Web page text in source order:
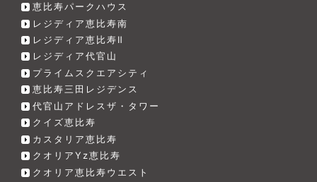
恵比寿パークハウス
レジディア恵比寿南
レジディア恵比寿Ⅱ
レジディア代官山
プライムスクエアシティ
恵比寿三田レジデンス
代官山アドレスザ・タワー
クイズ恵比寿
カスタリア恵比寿
クオリアYz恵比寿
クオリア恵比寿ウエスト